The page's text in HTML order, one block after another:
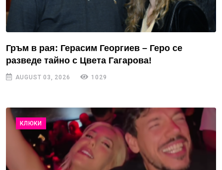
Гръм в рая: Герасим Георгиев – Геро се
разведе тайно с Цвета Гагарова!
AUGUST 03, 2026 1029
КЛЮКИ